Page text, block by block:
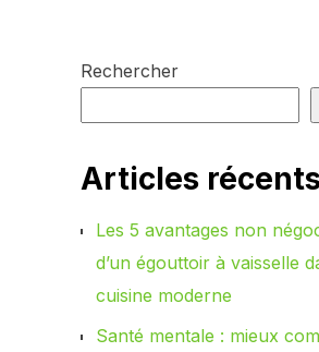
Rechercher
Articles
Les 5 avantages non
d’un égouttoir à vaisselle
cuisine moderne
Santé mentale : mieux